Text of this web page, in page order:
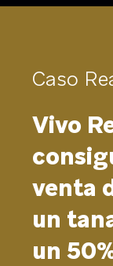
Caso
Vivo
venta
un
un